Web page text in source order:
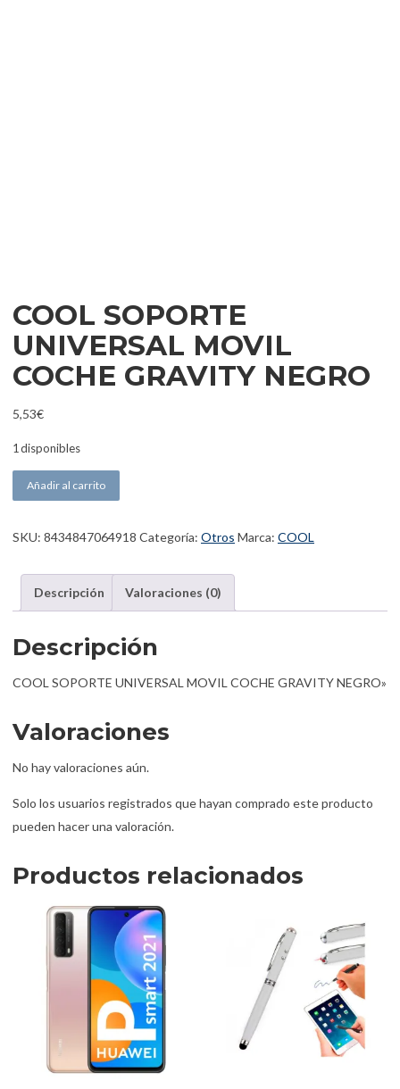
COOL SOPORTE
UNIVERSAL MOVIL
COCHE GRAVITY NEGRO
5,53€
1 disponibles
COOL SOPORTE UNIVERSAL MOVIL COCHE GRAVITY NEGRO
Añadir al carrito
SKU: 8434847064918 Categoría: Otros Marca: COOL
Descripción Valoraciones (0)
Descripción
COOL SOPORTE UNIVERSAL MOVIL COCHE GRAVITY NEGRO»
Valoraciones
No hay valoraciones aún.
Solo los usuarios registrados que hayan comprado este producto
pueden hacer una valoración.
Productos relacionados